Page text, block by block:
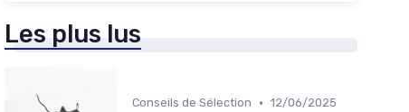
Les plus lus
Conseils de Sélection • 12/06/2025